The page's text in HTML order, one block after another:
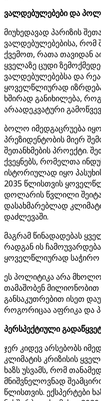
ვალდებულებები და
მიუხედავად პარიზის
ვალდებულებებისა, რომ
ქვემოთ, რათა თავიდან
ყველაზე ცუდი
ვალდებულებებსა და
ყოველწლიურად
ხშირად განიხილება,
არაადეკვატური
ბოლო იმედგაცრუება იყო
პრეზიდენტობის მიერ
შეთანხმების პროექტი.
ქვეყნებს, რომელთა
ისტორიულად იყო
2035 წლისთვის
დოლარის წვლილი
დასახმარებლად
დაძლევაში.
მაგრამ წინადადებას
რადგან ის
ყოველწლიურად
ეს პოლიტიკა არა
თამაშობენ მილიონობით
განსაკუთრებით ისეთ
როგორიცაა აფრიკა და
პერსპექტიული
ჯერ კიდევ არსებობს
კლიმატის კრიზისის
ხაზს უსვამს, რომ
მნიშვნელოვნად
წლისთვის. ექსპერტები